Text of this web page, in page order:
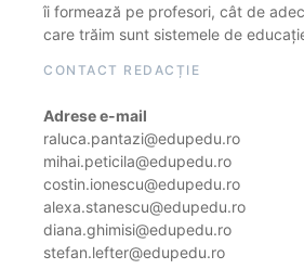
îi formează pe profesori, cât de
care trăim sunt sistemele de
CONTACT REDACȚIE
Adrese e-mail
raluca.pantazi@edupedu.ro
mihai.peticila@edupedu.ro
costin.ionescu@edupedu.ro
alexa.stanescu@edupedu.ro
diana.ghimisi@edupedu.ro
stefan.lefter@edupedu.ro